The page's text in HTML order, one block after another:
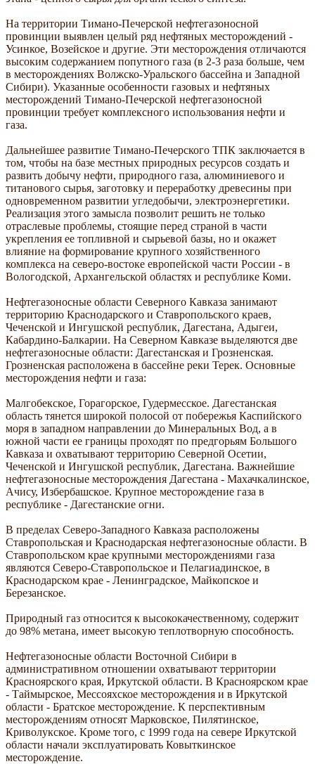
На территории Тимано-Печерской нефтегазоносной
провинции выявлен целый ряд нефтяных месторождений -
Усинкое, Возейское и другие. Эти месторождения отличаются
высоким содержанием попутного газа (в 2-3 раза больше, чем
в месторождениях Волжско-Уральского бассейна и Западной
Сибири). Указанные особенности газовых и нефтяных
месторождений Тимано-Печерской нефтегазоносной
провинции требует комплексного использования нефти и
газа.
Дальнейшее развитие Тимано-Печерского ТПК заключается в
том, чтобы на базе местных природных ресурсов создать и
развить добычу нефти, природного газа, алюминиевого и
титанового сырья, заготовку и переработку древесины при
одновременном развитии угледобычи, электроэнергетики.
Реализация этого замысла позволит решить не только
отраслевые проблемы, стоящие перед страной в части
укрепления ее топливной и сырьевой базы, но и окажет
влияние на формирование крупного хозяйственного
комплекса на северо-востоке европейской части России - в
Вологодской, Архангельской областях и республике Коми.
Нефтегазоносные области Северного Кавказа занимают
территорию Краснодарского и Ставропольского краев,
Чеченской и Ингушской республик, Дагестана, Адыгеи,
Кабардино-Балкарии. На Северном Кавказе выделяются две
нефтегазоносные области: Дагестанская и Грозненская.
Грозненская расположена в бассейне реки Терек. Основные
месторождения нефти и газа:
Малгобекское, Горагорское, Гудермесское. Дагестанская
область тянется широкой полосой от побережья Каспийского
моря в западном направлении до Минеральных Вод, а в
южной части ее границы проходят по предгорьям Большого
Кавказа и охватывают территорию Северной Осетии,
Чеченской и Ингушской республик, Дагестана. Важнейшие
нефтегазоносные месторождения Дагестана - Махачкалинское,
Ачису, Избербашское. Крупное месторождение газа в
республике - Дагестанские огни.
В пределах Северо-Западного Кавказа расположены
Ставропольская и Краснодарская нефтегазоносные области. В
Ставропольском крае крупными месторождениями газа
являются Северо-Ставропольское и Пелагиадинское, в
Краснодарском крае - Ленинградское, Майкопское и
Березанское.
Природный газ относится к высококачественному, содержит
до 98% метана, имеет высокую теплотворную способность.
Нефтегазоносные области Восточной Сибири в
административном отношении охватывают территории
Красноярского края, Иркутской области. В Красноярском крае
- Таймырское, Мессояхское месторождения и в Иркутской
области - Братское месторождение. К перспективным
месторождениям относят Марковское, Пилятинское,
Криволукское. Кроме того, с 1999 года на севере Иркутской
области начали эксплуатировать Ковыткинское
месторождение.